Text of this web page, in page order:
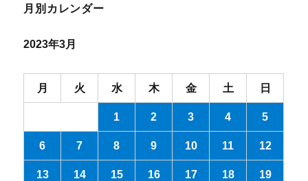
月別カレンダー
2023年3月
月 火 水 木 金 土 日
1 2 3 4 5
6 7 8 9 10 11 12
13 14 15 16 17 18 19